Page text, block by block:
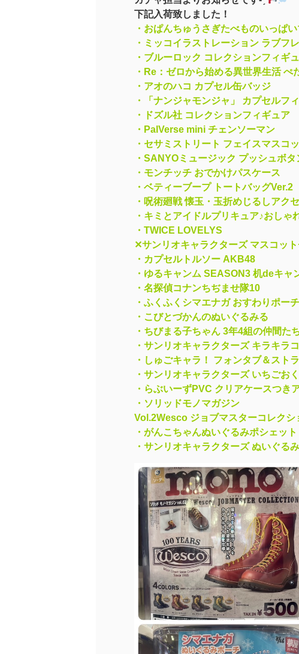
下記入荷致しました！
・おぱんちゅうさぎたべものいっぱ
・ミッコイラストレーション ラブフ
・ブルーロック コレクションフィギ
・Re：ゼロから始める異世界生活 ぺ
・アオのハコ カプセル缶バッジ
・「ナンジャモンジャ」 カプセルフ
・ドズル社 コレクションフィギュア
・PalVerse mini チェンソーマン
・セサミストリート フェイスマスコ
・SANYOミュージック プッシュボタ
・モンチッチ おでかけパスケース
・ベティーブープ トートバッグVer.2
・呪術廻戦 懐玉・玉折めじるしアク
・キミとアイドルプリキュア♪おしゃ
・TWICE LOVELYS
✕サンリオキャラクターズ マスコッ
・カプセルトルソー AKB48
・ゆるキャンム SEASON3 机deキャ
・名探偵コナンちぢませ隊10
・ふくふくシマエナガ おすわりポー
・こびとづかんのぬいぐるみる
・ちびまる子ちゃん 3年4組の仲間た
・サンリオキャラクターズ キラキラ
・しゅごキャラ！ フォンタブ＆スト
・サンリオキャラクターズ いちごお
・らぶいーずPVC クリアケースつき
・ソリッドモノマガジン
Vol.2Wesco ジョブマスターコレクシ
・がんこちゃんぬいぐるみポシェット
・サンリオキャラクターズ ぬいぐる